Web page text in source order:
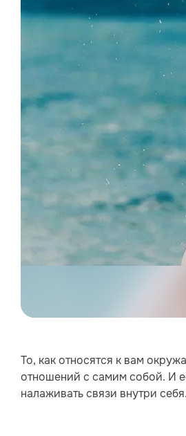
То, как относятся к вам
отношений с самим собой. И
налаживать связи внутри себя.